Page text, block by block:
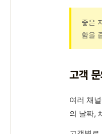
좋은
함을
고객
여러 채
의 날짜,